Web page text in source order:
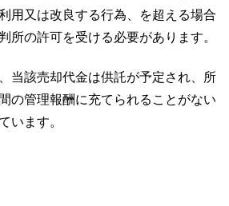
用又は改良する行為、を超える場合
所の許可を受ける必要があります。
当該売却代金は供託が予定され、所
の管理報酬に充てられることがない
います。